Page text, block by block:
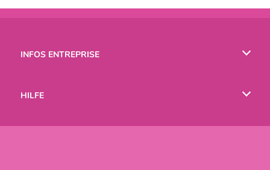
INFOS ENTREPRISE
HILFE
Hilfe